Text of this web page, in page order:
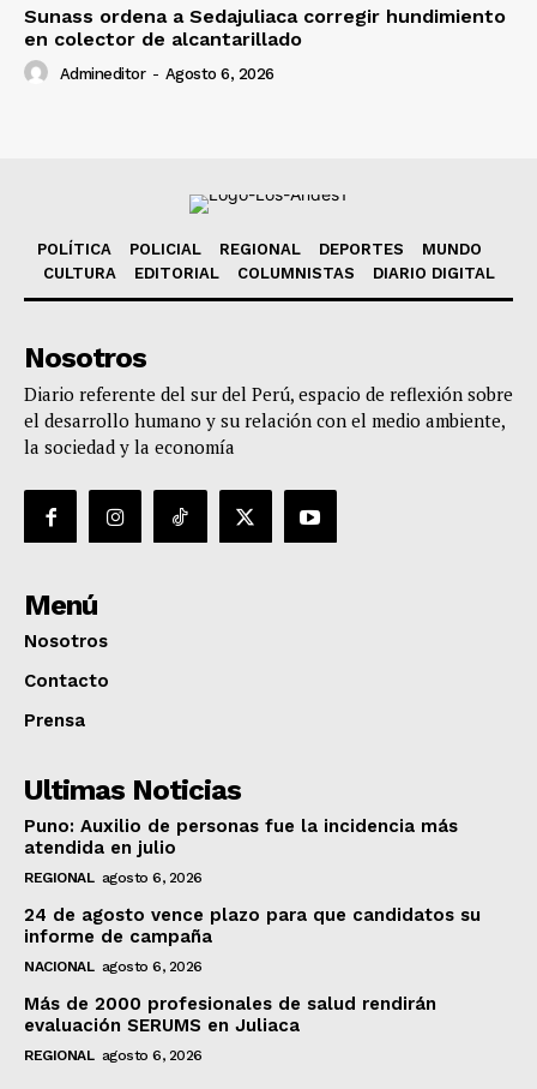
Sunass ordena a Sedajuliaca corregir hundimiento
en colector de alcantarillado
Admineditor - Agosto 6, 2026
POLÍTICA POLICIAL REGIONAL DEPORTES
MUNDO
CULTURA
EDITORIAL COLUMNISTAS DIARIO DIGITAL
Nosotros
Diario referente del sur del Perú, espacio de reflexión sobre
el desarrollo humano y su relación con el medio ambiente,
la sociedad y la economía
Menú
Nosotros
Contacto
Prensa
Ultimas Noticias
Puno: Auxilio de personas fue la incidencia más
atendida en julio
REGIONAL agosto 6, 2026
24 de agosto vence plazo para que candidatos su
informe de campaña
NACIONAL agosto 6, 2026
Más de 2000 profesionales de salud rendirán
evaluación SERUMS en Juliaca
REGIONAL agosto 6, 2026